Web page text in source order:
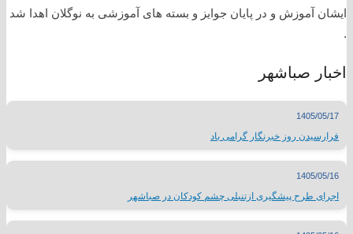
ایشان آموزش و در پایان جوایز و بسته های آموزشی به نوگلان اهدا شد
.
اخبار صباشهر
1405/05/17
فرارسیدن روز خبرنگار گرامی باد
1405/05/16
اجرای طرح پیشگیری ازتنبلی چشم کودکان در صباشهر